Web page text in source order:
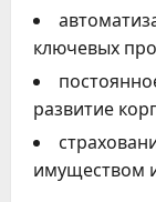
ключевых
развитие
имуществом